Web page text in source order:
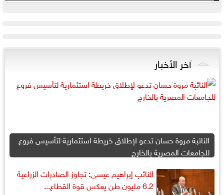
آخر الأخبار
النائبة مروة حسان تدعو لإطلاق خريطة استثمارية لتأسيس فروع
للجامعات المصرية بالخارج
النائب إبراهيم عيسى: تجاوز الصادرات الزراعية
6.2 مليون طن يعكس قوة القطاع...